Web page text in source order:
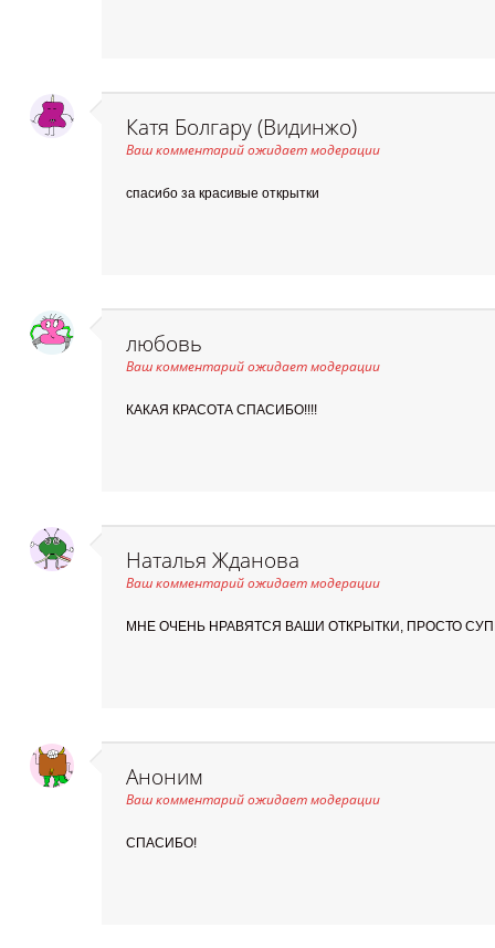
Катя Болгару (Видинжо)
Ваш комментарий ожидает модерации
спасибо за красивые открытки
любовь
Ваш комментарий ожидает модерации
КАКАЯ КРАСОТА СПАСИБО!!!!
Наталья Жданова
Ваш комментарий ожидает модерации
МНЕ ОЧЕНЬ НРАВЯТСЯ ВАШИ ОТКРЫТКИ, ПРОСТО
Аноним
Ваш комментарий ожидает модерации
СПАСИБО!